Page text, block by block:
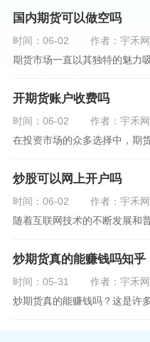
国内期货可以做空吗
时间：06-02
作者：宇禾网
开期货账户收费吗
时间：06-02
作者：宇禾网
炒股可以网上开户吗
时间：06-02
作者：宇禾网
炒期货真的能赚钱吗知乎
时间：05-31
作者：宇禾网